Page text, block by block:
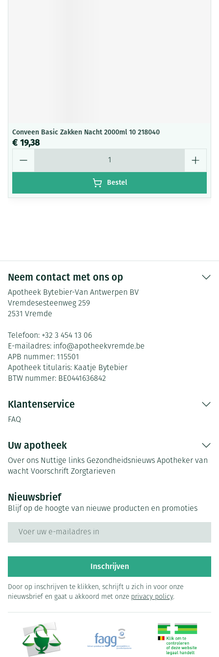
Conveen Basic Zakken Nacht 2000ml 10 218040
€ 19,38
Bestel
Neem contact met ons op
Apotheek Bytebier-Van Antwerpen BV
Vremdesesteenweg 259
2531 Vremde
Telefoon: +32 3 454 13 06
E-mailadres: info@apotheekvremde.be
APB nummer: 115501
Apotheek titularis: Kaatje Bytebier
BTW nummer: BE0441636842
Klantenservice
FAQ
Uw apotheek
Over ons Nuttige links Gezondheidsnieuws Apotheker van
wacht Voorschrift Zorgtarieven
Nieuwsbrief
Blijf op de hoogte van nieuwe producten en promoties
Inschrijven
Door op inschrijven te klikken, schrijft u zich in voor onze
nieuwsbrief en gaat u akkoord met onze privacy policy.